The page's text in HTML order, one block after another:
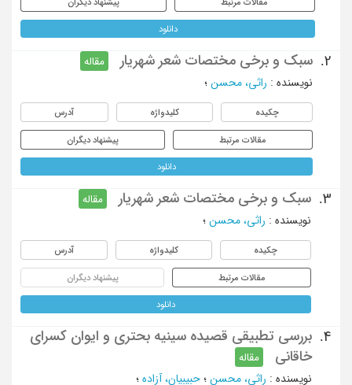
دانلود
2. سبک و برخی مختصات شعر شهریار
مقاله
نویسنده : راثی، محسن ؛
چکیده کلیدواژه آدرس
مقالات مرتبط پیشنهاد دیگران
دانلود
3. سبک و برخی مختصات شعر شهریار
مقاله
نویسنده : راثی، محسن ؛
چکیده کلیدواژه آدرس
مقالات مرتبط پیشنهاد دیگران
دانلود
4.
بررسی تطبیقی قصیده سینیه بحتری و ایوان کسرای
خاقانی
مقاله
نویسنده : راثي، محسن ؛ حبيبيان، آزاده ؛